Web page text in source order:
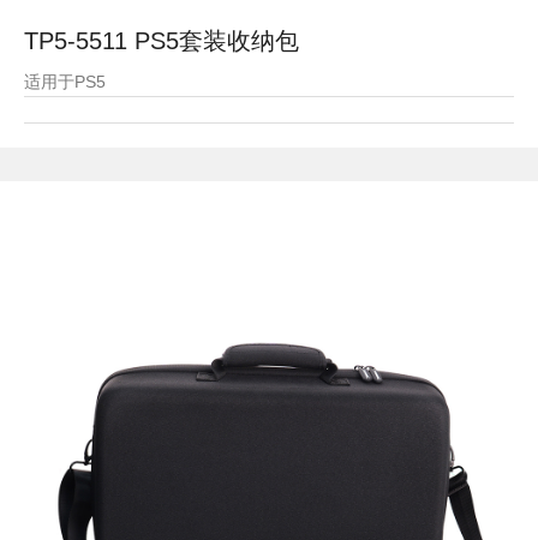
TP5-5511 PS5套装收纳包
适用于PS5